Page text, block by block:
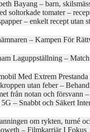
Bayang – barn,
soltorkade tomater –
– enkelt recept utan
– Kampen För
Laguppställning –
Med Extrem Prestanda
utan feber –
från notan och försvann
– Snabbt och Säkert
om rykten, turné
– Filmkarriär I Fokus